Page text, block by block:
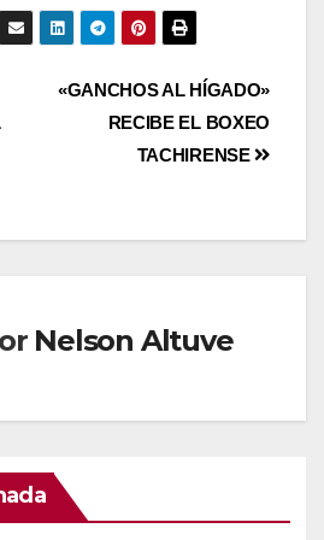
«GANCHOS AL HÍGADO»
RECIBE EL BOXEO
TACHIRENSE
Nelson Altuve